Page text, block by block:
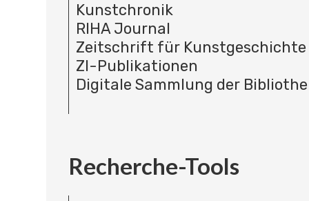
Kunstchronik
RIHA Journal
Zeitschrift für Kunstgeschichte
ZI-Publikationen
Digitale Sammlung der
Recherche-Tools